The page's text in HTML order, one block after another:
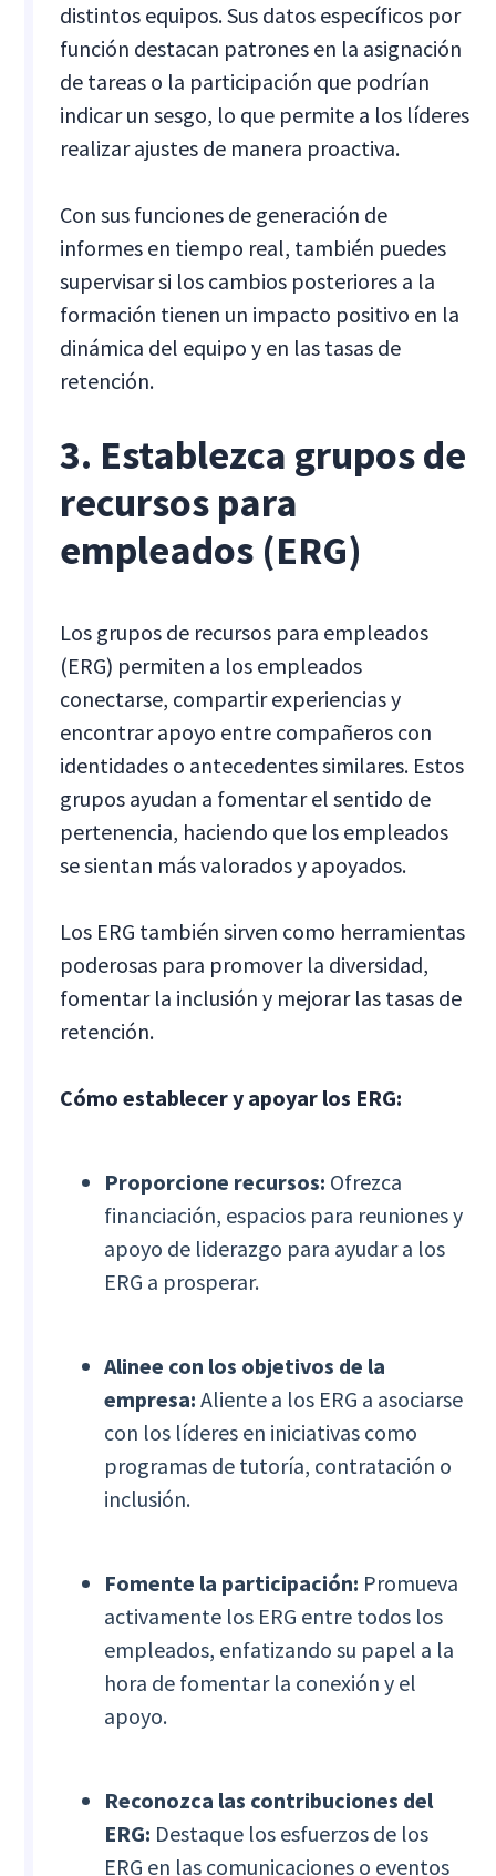
distintos equipos. Sus datos específicos por
función destacan patrones en la asignación
de tareas o la participación que podrían
indicar un sesgo, lo que permite a los líderes
realizar ajustes de manera proactiva.
Con sus funciones de generación de
informes en tiempo real, también puedes
supervisar si los cambios posteriores a la
formación tienen un impacto positivo en la
dinámica del equipo y en las tasas de
retención.
3. Establezca grupos de
recursos para
empleados (ERG)
Los grupos de recursos para empleados
(ERG) permiten a los empleados
conectarse, compartir experiencias y
encontrar apoyo entre compañeros con
identidades o antecedentes similares. Estos
grupos ayudan a fomentar el sentido de
pertenencia, haciendo que los empleados
se sientan más valorados y apoyados.
Los ERG también sirven como herramientas
poderosas para promover la diversidad,
fomentar la inclusión y mejorar las tasas de
retención.
Cómo establecer y apoyar los ERG:
Proporcione recursos: Ofrezca
financiación, espacios para reuniones y
apoyo de liderazgo para ayudar a los
ERG a prosperar.
Alinee con los objetivos de la
empresa: Aliente a los ERG a asociarse
con los líderes en iniciativas como
programas de tutoría, contratación o
inclusión.
Fomente la participación: Promueva
activamente los ERG entre todos los
empleados, enfatizando su papel a la
hora de fomentar la conexión y el
apoyo.
Reconozca las contribuciones del
ERG: Destaque los esfuerzos de los
ERG en las comunicaciones o eventos